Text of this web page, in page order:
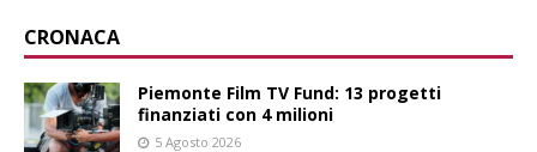
CRONACA
Piemonte Film TV Fund: 13 progetti
finanziati con 4 milioni
5 Agosto 2026